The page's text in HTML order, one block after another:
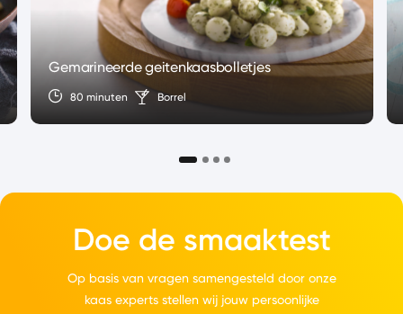
Gemarineerde geitenkaasbolletjes
80 minuten Borrel
Doe de smaaktest
Op basis van vragen samengesteld door onze
kaas experts stellen wij jouw persoonlijke